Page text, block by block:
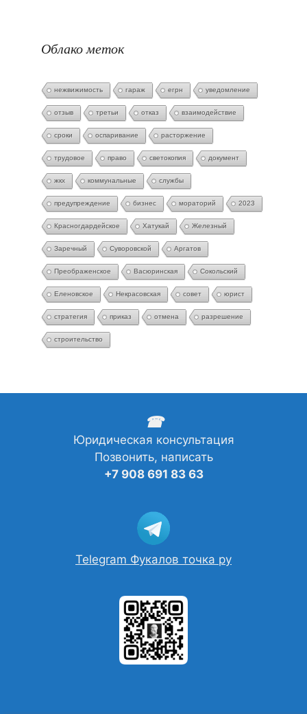
Облако меток
нежвижимость гараж егрн уведомление
отзыв третьи отказ взаимодействие
сроки оспаривание расторжение
трудовое право светокопия документ
жкх коммунальные службы
предупреждение бизнес мораторий 2023
Красногдардейское Хатукай Железный
Заречный Суворовской Аргатов
Преображенское Васюринская Сокольский
Еленовское Некрасовская совет юрист
стратегия приказ отмена разрешение
строительство
☎
Юридическая консультация
Позвонить, написать
+7 908 691 83 63
Telegram Фукалов точка ру